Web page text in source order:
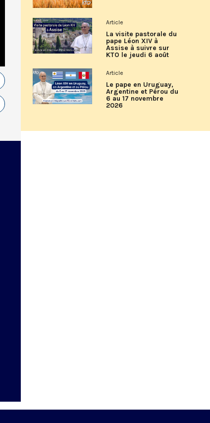
Article
La visite pastorale du
pape Léon XIV à
Assise à suivre sur
KTO le jeudi 6 août
Article
Le pape en Uruguay,
Argentine et Pérou du
6 au 17 novembre
2026